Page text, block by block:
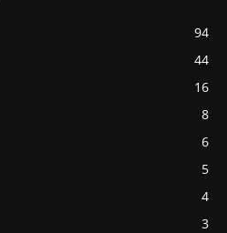
94
44
16
8
6
5
4
3